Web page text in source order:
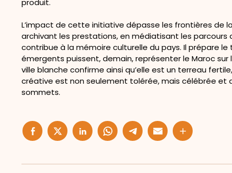
L’impact de cette initiative dépasse les frontières de
archivant les prestations, en médiatisant les parcours
contribue à la mémoire culturelle du pays. Il prépare
émergents puissent, demain, représenter le Maroc sur
ville blanche confirme ainsi qu’elle est un terreau
créative est non seulement tolérée, mais célébrée et
sommets.